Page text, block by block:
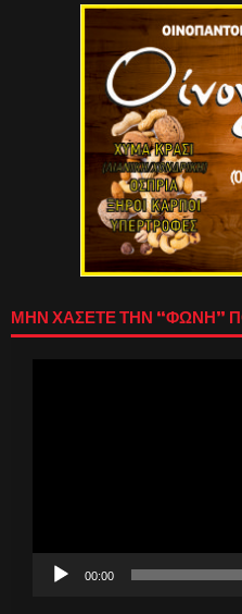
ΜΗΝ ΧΑΣΕΤΕ ΤΗΝ “ΦΩΝΗ”
00:00